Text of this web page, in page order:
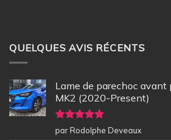
QUELQUES AVIS RÉCENTS
Lame de parechoc avant
MK2 (2020-Present)
Note5sur
par Rodolphe Deveaux